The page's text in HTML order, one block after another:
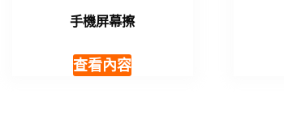
手機屏幕擦
查看內容